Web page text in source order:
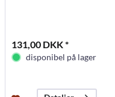
131,00 DKK *
disponibel på lager